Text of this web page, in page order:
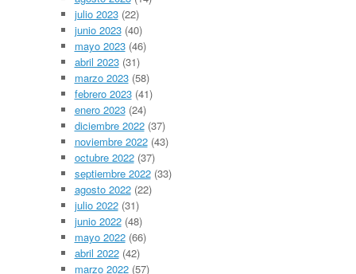
julio 2023(22)
junio 2023(40)
mayo 2023(46)
abril 2023(31)
marzo 2023(58)
febrero 2023(41)
enero 2023(24)
diciembre 2022(37)
noviembre 2022(43)
octubre 2022(37)
septiembre 2022(33)
agosto 2022(22)
julio 2022(31)
junio 2022(48)
mayo 2022(66)
abril 2022(42)
marzo 2022(57)